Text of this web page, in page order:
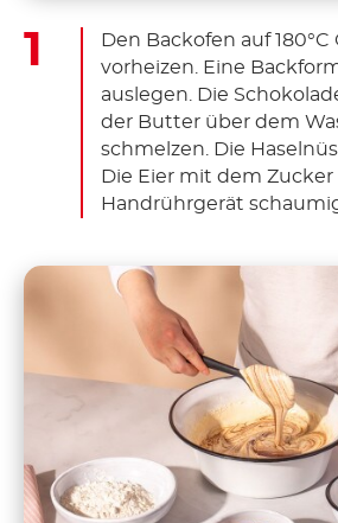
Den Backofen auf
vorheizen. Eine
auslegen. Die
der Butter über dem
schmelzen. Die
Die Eier mit dem
Handrührgerät